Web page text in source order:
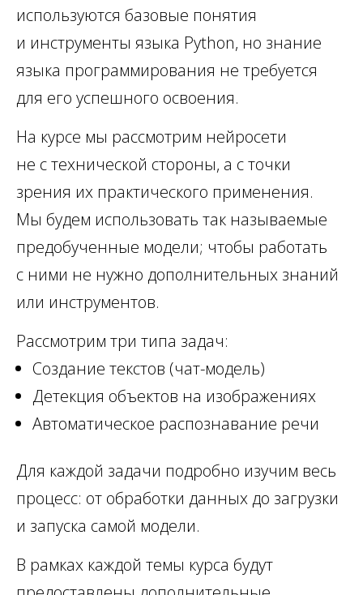
используются базовые понятия
и инструменты языка Python, но знание
языка программирования не требуется
для его успешного освоения.
На курсе мы рассмотрим нейросети
не с технической стороны, а с точки
зрения их практического применения.
Мы будем использовать так называемые
предобученные модели; чтобы работать
с ними не нужно дополнительных знаний
или инструментов.
Рассмотрим три типа задач:
Создание текстов (чат-модель)
Детекция объектов на изображениях
Автоматическое распознавание речи
Для каждой задачи подробно изучим весь
процесс: от обработки данных до загрузки
и запуска самой модели.
В рамках каждой темы курса будут